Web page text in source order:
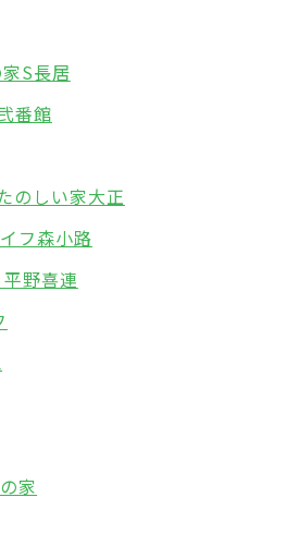
S長居
番館
のしい家大正
フ森小路
野喜連
家